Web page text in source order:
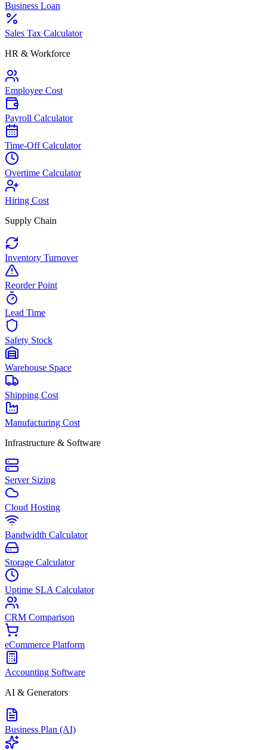
Business Loan
Sales Tax Calculator
HR & Workforce
Employee Cost
Payroll Calculator
Time-Off Calculator
Overtime Calculator
Hiring Cost
Supply Chain
Inventory Turnover
Reorder Point
Lead Time
Safety Stock
Warehouse Space
Shipping Cost
Manufacturing Cost
Infrastructure & Software
Server Sizing
Cloud Hosting
Bandwidth Calculator
Storage Calculator
Uptime SLA Calculator
CRM Comparison
eCommerce Platform
Accounting Software
AI & Generators
Business Plan (AI)